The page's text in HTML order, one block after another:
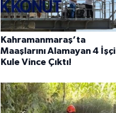
Kahramanmaraş’ta
Maaşlarını Alamayan 4 İşçi
Kule Vince Çıktı!